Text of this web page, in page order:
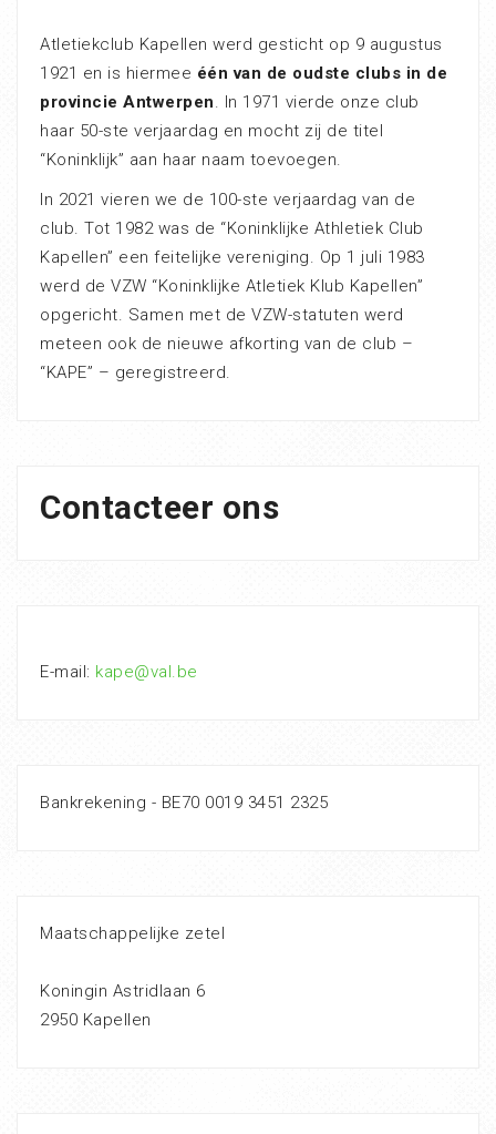
Atletiekclub Kapellen werd gesticht op 9 augustus
1921 en is hiermee één van de oudste clubs in de
provincie Antwerpen. In 1971 vierde onze club
haar 50-ste verjaardag en mocht zij de titel
“Koninklijk” aan haar naam toevoegen.
In 2021 vieren we de 100-ste verjaardag van de
club. Tot 1982 was de “Koninklijke Athletiek Club
Kapellen” een feitelijke vereniging. Op 1 juli 1983
werd de VZW “Koninklijke Atletiek Klub Kapellen”
opgericht. Samen met de VZW-statuten werd
meteen ook de nieuwe afkorting van de club –
“KAPE” – geregistreerd.
Contacteer ons
E-mail: kape@val.be
Bankrekening - BE70 0019 3451 2325
Maatschappelijke zetel
Koningin Astridlaan 6
2950 Kapellen